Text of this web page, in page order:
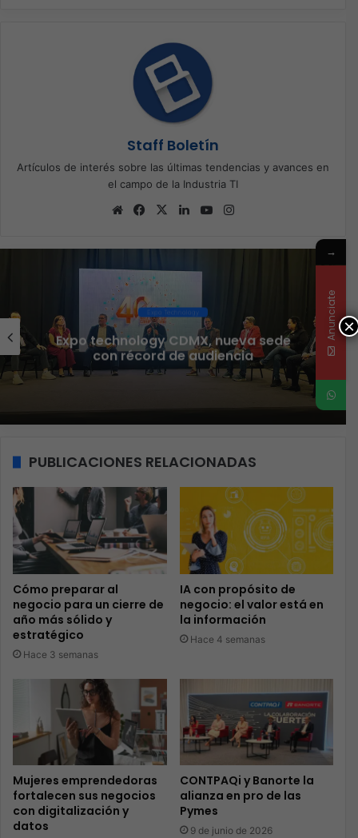
Staff Boletín
Artículos de interés sobre las últimas tendencias y avances en
el campo de la Industria TI
Sitio
Facebook
X LinkedInYouTube
Ciberseguridad
Veeam nombra a Fernando Zambrana
Country Manager para México
PUBLICACIONES RELACIONADAS
Cómo preparar al
negocio para un cierre de
año más sólido y
estratégico
Hace 3 semanas
IA con propósito de
negocio: el valor está en
la información
Hace 4 semanas
Mujeres emprendedoras
fortalecen sus negocios
con digitalización y
datos
CONTPAQi y Banorte la
alianza en pro de las
Pymes
9 de junio de 2026
×
→
Anunciate